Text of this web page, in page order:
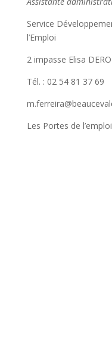
Service
l’Emploi
2 impasse Elisa
Tél. : 02 54 81 37 69
Les Portes de